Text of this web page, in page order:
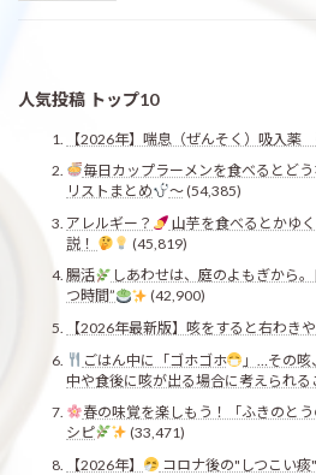
人気投稿 トップ10
【2026年】喘息（ぜんそく）吸入
毎日カップラーメンを食べるとど
リストまとめ
〜(54,385)
アレルギー？
山芋を食べるとかゆ
説！
(45,819)
腸活
しあわせは、庭のよもぎから
つ時間”
(42,900)
【2026年最新版】咳をすると右わき
ごはん中に「ゴホゴホ
」…その咳
中や食後に咳が出る場合に考えられる
春の味覚を楽しもう！「ふきのと
シピ
(33,471)
【2026年】
コロナ後の"しつこい